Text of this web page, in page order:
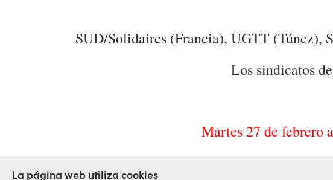
SUD/Solidaires (Francia), UGTT (Túnez),
Los sindicatos
Martes 27 de febrero
TELEMARKETING
La página web utiliza cookies